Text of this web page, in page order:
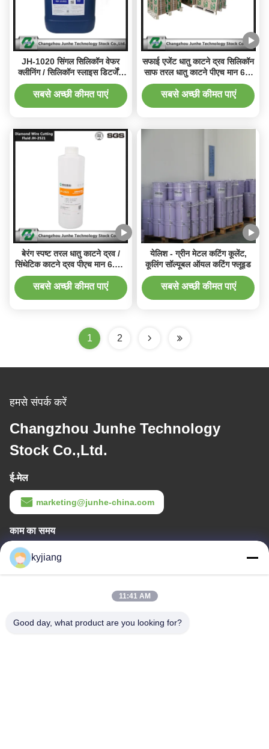
JH-1020 सिंगल सिलिकॉन वेफर
क्लीनिंग / सिलिकॉन स्लाइस डिटर्जेंट
PH 12.0-14.0
सबसे अच्छी कीमत पाएं
सफाई एजेंट धातु काटने द्रव सिलिकॉन
साफ ​​तरल धातु काटने पीएच मान 6.0
~ 7.2
सबसे अच्छी कीमत पाएं
बेरंग स्पष्ट तरल धातु काटने द्रव /
सिंथेटिक काटने द्रव पीएच मान 6.0 ~
7.2
सबसे अच्छी कीमत पाएं
येलिश - ग्रीन मेटल कटिंग कूलेंट,
कूलिंग सॉल्यूबल ऑयल कटिंग फ्लूइड
सबसे अच्छी कीमत पाएं
1 2
हमसे संपर्क करें
Changzhou Junhe Technology
Stock Co.,Ltd.
ई-मेल
marketing@junhe-china.com
काम का समय
8:00-17:30
हमारा पता
Jiangsu प्रांत
kyjiang
11:41 AM
Good day, what product are you looking for?